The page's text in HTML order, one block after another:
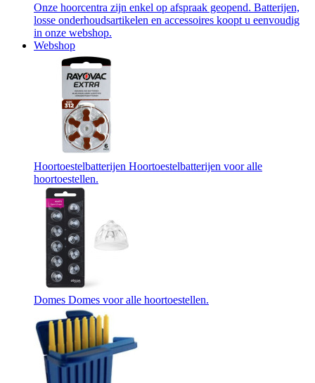
Onze hoorcentra zijn enkel op afspraak geopend. Batterijen,
losse onderhoudsartikelen en accessoires koopt u eenvoudig
in onze webshop.
Webshop
Hoortoestelbatterijen Hoortoestelbatterijen voor alle
hoortoestellen.
Domes Domes voor alle hoortoestellen.